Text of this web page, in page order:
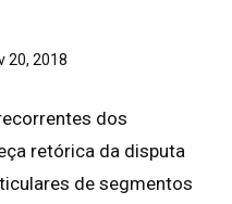
20, 2018
dos
retórica da disputa
de segmentos